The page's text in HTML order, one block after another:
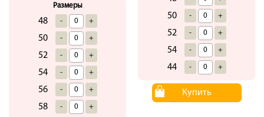
Размеры
48 - +
50 - +
52 - +
54 - +
56 - +
58 - +
50 - +
52 - +
54 - +
44 - +
Купить